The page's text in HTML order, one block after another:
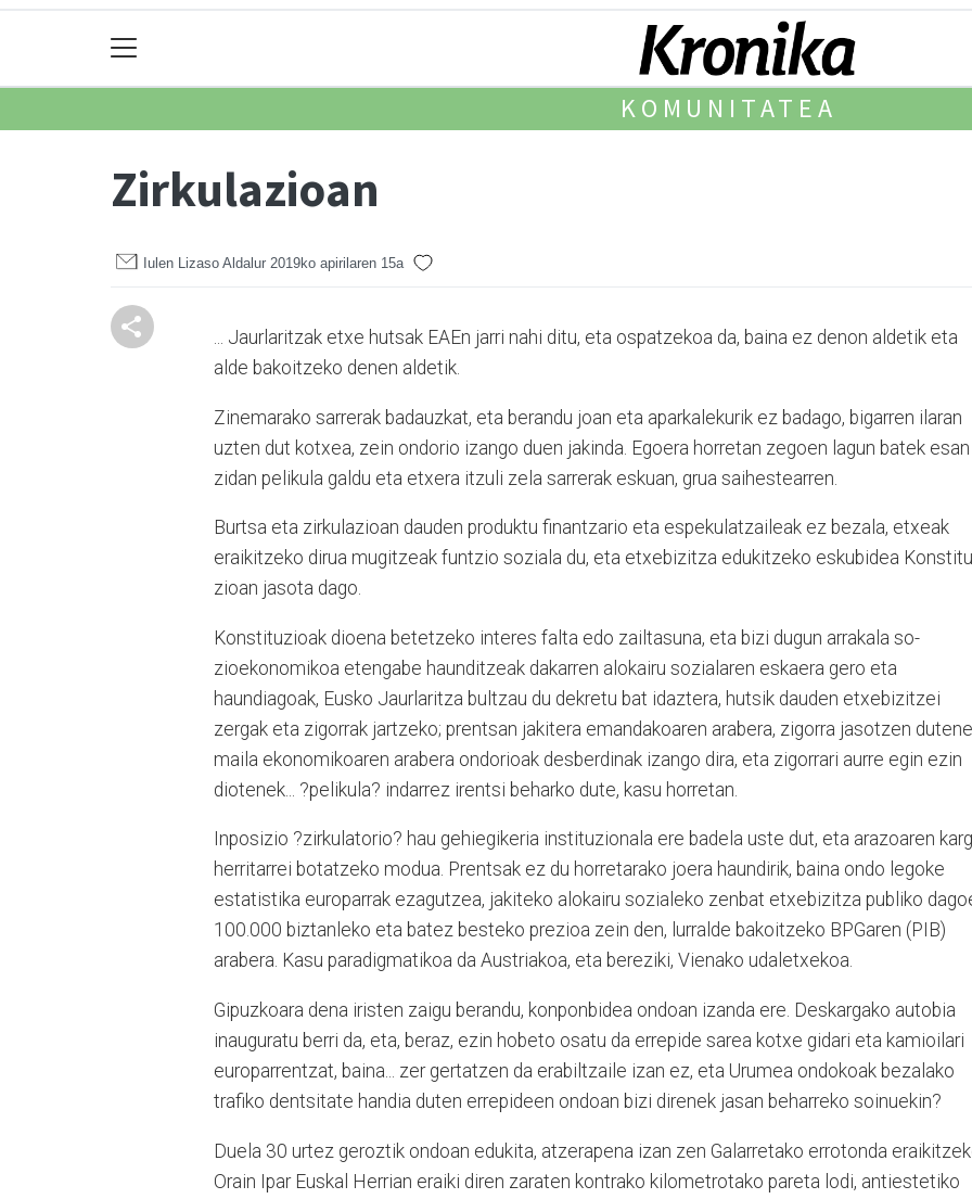
KOMUNITATEA
Zirkulazioan
Iulen Lizaso Aldalur 2019ko apirilaren 15a
... Jaurlaritzak etxe hutsak EAEn jarri nahi ditu, eta ospa­tzekoa da, baina ez denon aldetik eta
alde bakoitzeko denen aldetik.
Zinemarako sarrerak ba­dauz­­kat, eta berandu joan eta aparkalekurik ez badago, bigarren ilaran
uzten dut kotxea, zein ondorio izango duen jakinda. Egoera horretan zegoen la­gun batek esan
zidan pelikula gal­du eta etxera itzuli zela sa­rre­rak eskuan, grua saihestearren.
Burtsa eta zirkulazioan dauden produktu finantzario eta espekulatzaileak ez bezala, etxeak
eraikitzeko dirua mugitzeak funtzio soziala du, eta etxebizi­tza edukitzeko eskubidea
zioan jasota dago.
Konstituzioak dioena bete­tzeko interes falta edo zailtasuna, eta bizi dugun arrakala so­
zioekonomikoa etengabe haun­di­tzeak dakarren alokairu so­zialaren eskaera gero eta
haundiagoak, Eusko Jaurlaritza bul­tzau du dekretu bat idaztera, hutsik dauden etxebizitzei
zergak eta zigorrak jartzeko; pren­tsan jakitera emandakoaren arabera, zigorra jasotzen
maila ekonomikoaren arabera ondorioak desberdinak izango dira, eta zigorrari aurre egin ezin
diotenek... ?pelikula? indarrez irentsi beharko dute, kasu horretan.
Inposizio ?zirkulatorio? hau gehiegikeria instituzionala ere badela uste dut, eta arazoaren
herritarrei botatzeko modua. Prentsak ez du horretarako joera haundirik, baina ondo legoke
estatistika europarrak ezagutzea, jakiteko alokairu sozialeko zenbat etxebizitza publiko
100.000 biztanleko eta batez besteko prezioa zein den, lurralde bakoitzeko BPGaren (PIB)
arabera. Kasu pa­radigmatikoa da Austriakoa, eta bereziki, Vienako udaletxekoa.
Gipuzkoara dena iristen zai­gu berandu, konponbidea ondoan izanda ere. Deskargako autobia
inauguratu berri da, eta, be­raz, ezin hobeto osatu da errepide sarea kotxe gidari eta kamioilari
europarrentzat, bai­na... zer gertatzen da erabiltzaile izan ez, eta Urumea ondokoak bezalako
trafiko dentsitate handia duten errepideen ondoan bizi direnek jasan beharreko soinuekin?
Duela 30 urtez geroztik on­doan edukita, atzerapena izan zen Galarretako errotonda
Orain Ipar Euskal He­rrian eraiki diren zaraten kontrako kilometrotako pareta lodi, antiestetiko